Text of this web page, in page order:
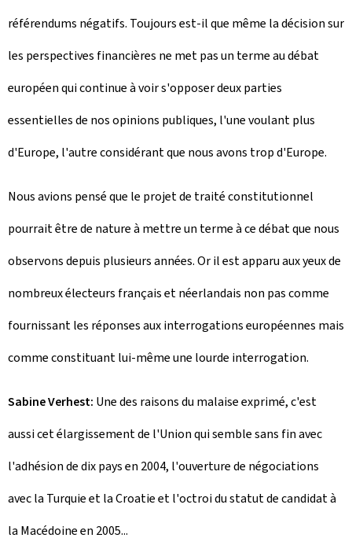
référendums négatifs. Toujours est-il que même la décision sur
les perspectives financières ne met pas un terme au débat
européen qui continue à voir s'opposer deux parties
essentielles de nos opinions publiques, l'une voulant plus
d'Europe, l'autre considérant que nous avons trop d'Europe.
Nous avions pensé que le projet de traité constitutionnel
pourrait être de nature à mettre un terme à ce débat que nous
observons depuis plusieurs années. Or il est apparu aux yeux de
nombreux électeurs français et néerlandais non pas comme
fournissant les réponses aux interrogations européennes mais
comme constituant lui-même une lourde interrogation.
Sabine Verhest: Une des raisons du malaise exprimé, c'est
aussi cet élargissement de l'Union qui semble sans fin avec
l'adhésion de dix pays en 2004, l'ouverture de négociations
avec la Turquie et la Croatie et l'octroi du statut de candidat à
la Macédoine en 2005...